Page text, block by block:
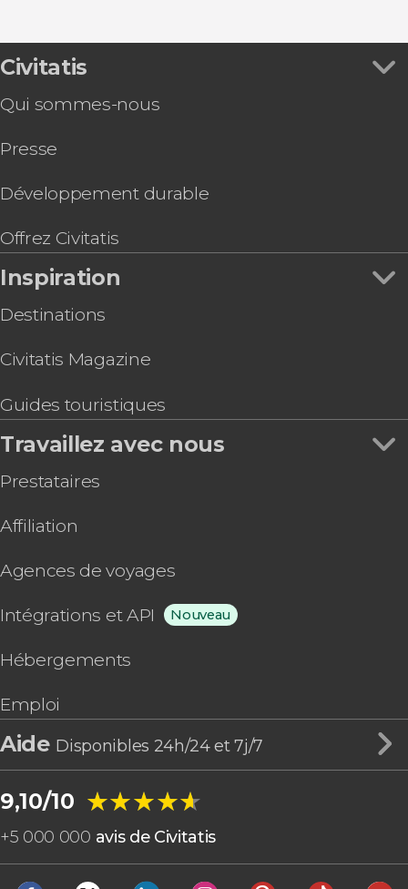
Passeig de Gràcia
Civitatis
Qui sommes-nous
Presse
Développement durable
Offrez Civitatis
Inspiration
Destinations
Civitatis Magazine
Guides touristiques
Travaillez avec nous
Prestataires
Affiliation
Agences de voyages
Intégrations et API Nouveau
Hébergements
Emploi
Aide Disponibles 24h/24 et 7j/7
9,10/10 ★★★★★
★★★★★
+5 000 000 avis de Civitatis